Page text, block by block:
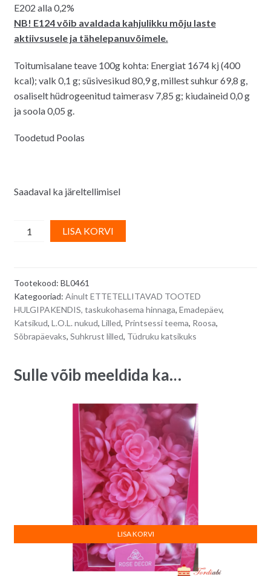
E202 alla 0,2%
NB! E124 võib avaldada kahjulikku mõju laste
aktiivsusele ja tähelepanuvõimele.
Toitumisalane teave 100g kohta: Energiat 1674 kj (400
kcal); valk 0,1 g; süsivesikud 80,9 g, millest suhkur 69,8 g,
osaliselt hüdrogeenitud taimerasv 7,85 g; kiudaineid 0,0 g
ja soola 0,05 g.
Toodetud Poolas
Saadaval ka järeltellimisel
Suhkrust
5
cm,
12
tk/
LISA KORVI
a
t
e
Tootekood: BL0461
Kategooriad: Ainult ETTETELLITAVAD TOOTED
HULGIPAKENDIS, taskukohasema hinnaga, Emadepäev,
Katsikud, L.O.L. nukud, Lilled, Printsessi teema, Roosa,
Sõbrapäevaks, Suhkrust lilled, Tüdruku katsikuks
Sulle võib meeldida ka…
LISA KORVI